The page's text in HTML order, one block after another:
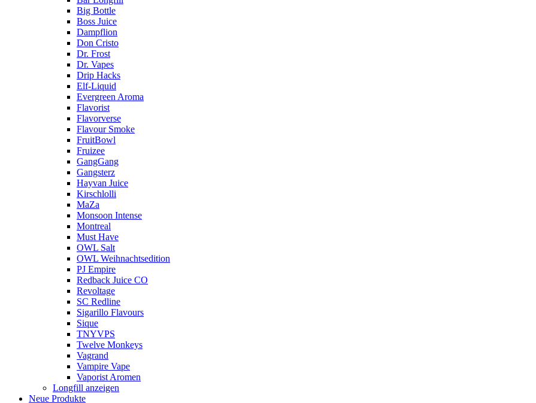
Big Bottle
Boss Juice
Dampflion
Don Cristo
Dr. Frost
Dr. Vapes
Drip Hacks
Elf-Liquid
Evergreen Aroma
Flavorist
Flavorverse
Flavour Smoke
FruitBowl
Fruizee
GangGang
Gangsterz
Hayvan Juice
Kirschlolli
MaZa
Monsoon Intense
Montreal
Must Have
OWL Salt
OWL Weihnachtsedition
PJ Empire
Redback Juice CO
Revoltage
SC Redline
Sigarillo Flavours
Sique
TNYVPS
Twelve Monkeys
Vagrand
Vampire Vape
Vaporist Aromen
Longfill anzeigen
Neue Produkte